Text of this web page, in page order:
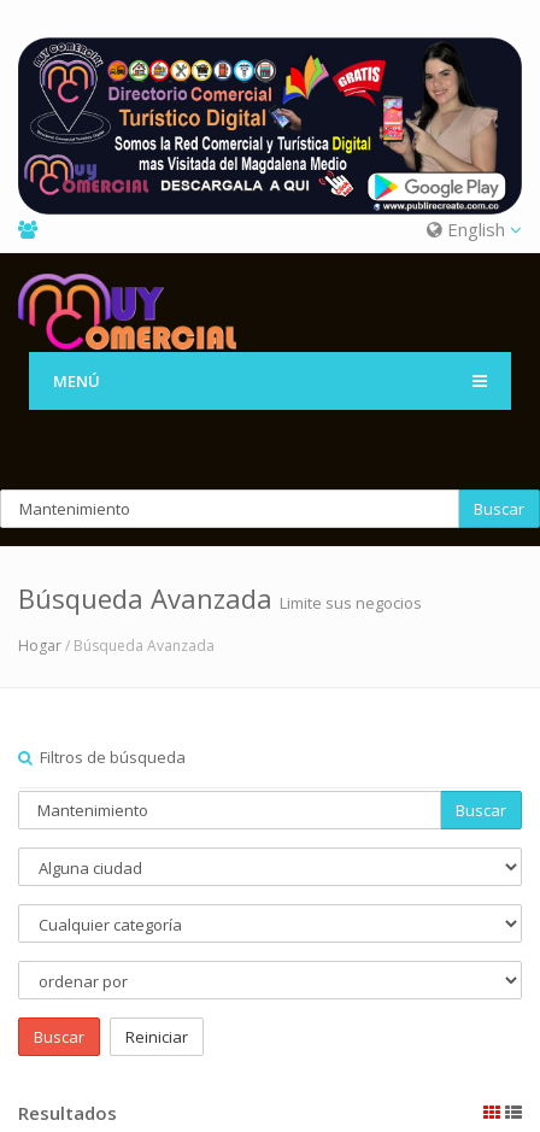
English
MENÚ
Buscar
Búsqueda Avanzada Limite sus negocios
Hogar/ Búsqueda Avanzada
Filtros de búsqueda
Buscar
Buscar Reiniciar
Resultados